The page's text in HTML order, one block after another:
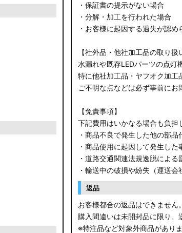
・保証書の提示がない場合
・分解・加工を行われた場合
・お客様に起因する過失が認め
【社外品・他社加工品の取り扱
水漏れや既存LEDパーツの点灯
特に他社加工品・ヤフオク加
ご不明な点などは必ず事前にお
【免責事項】
下記費用はいかなる場合も負担
・商品不良で発生した他の部
・商品使用に起因して発生し
・道路交通関連法規逸脱による
・輸送中の破損や紛失（運送会
返品
お客様都合の返品はできません。
購入間違いは未開封品に限り、
※特注品など対象外商品があり